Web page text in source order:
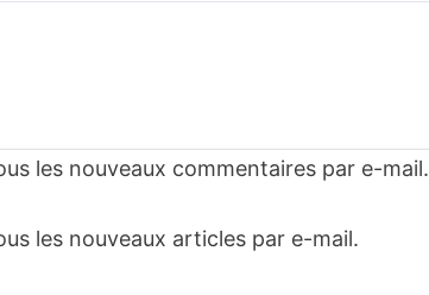
les nouveaux commentaires par e-mail.
les nouveaux articles par e-mail.